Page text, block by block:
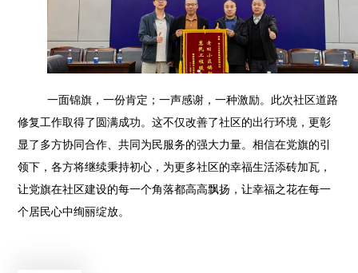
一面锦旗，一份肯定；一声感谢，一种激励。此次社区道路
修复工作取得了圆满成功。这不仅改善了社区的出行环境，更彰
显了多方协同合作、共同为民服务的强大力量。相信在党旗的引
领下，各方将继续秉持初心，为更多社区的幸福生活添砖加瓦，
让党旗在社区建设的每一个角落都高高飘扬，让幸福之花在每一
个居民心中绚丽绽放。